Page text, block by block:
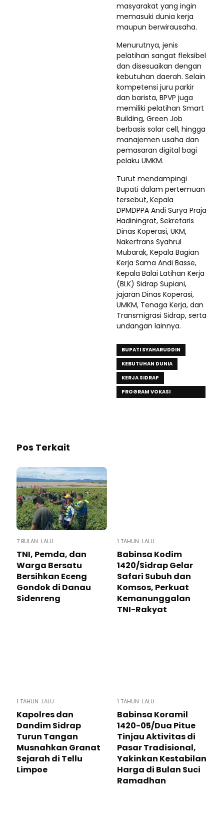
masyarakat yang ingin
memasuki dunia kerja
maupun berwirausaha.
Menurutnya, jenis
pelatihan sangat fleksibel
dan disesuaikan dengan
kebutuhan daerah. Selain
kompetensi juru parkir
dan barista, BPVP juga
memiliki pelatihan Smart
Building, Green Job
berbasis solar cell, hingga
manajemen usaha dan
pemasaran digital bagi
pelaku UMKM.
Turut mendampingi
Bupati dalam pertemuan
tersebut, Kepala
DPMDPPA Andi Surya Praja
Hadiningrat, Sekretaris
Dinas Koperasi, UKM,
Nakertrans Syahrul
Mubarak, Kepala Bagian
Kerja Sama Andi Basse,
Kepala Balai Latihan Kerja
(BLK) Sidrap Supiani,
jajaran Dinas Koperasi,
UMKM, Tenaga Kerja, dan
Transmigrasi Sidrap, serta
undangan lainnya.
BUPATI SYAHARUDDIN
KEBUTUHAN DUNIA
KERJA SIDRAP
PROGRAM VOKASI
Pos Terkait
7 BULAN LALU
TNI, Pemda, dan
Warga Bersatu
Bersihkan Eceng
Gondok di Danau
Sidenreng
1 TAHUN LALU
Babinsa Kodim
1420/Sidrap Gelar
Safari Subuh dan
Komsos, Perkuat
Kemanunggalan
TNI-Rakyat
1 TAHUN LALU
Kapolres dan
Dandim Sidrap
Turun Tangan
Musnahkan Granat
Sejarah di Tellu
Limpoe
1 TAHUN LALU
Babinsa Koramil
1420-05/Dua Pitue
Tinjau Aktivitas di
Pasar Tradisional,
Yakinkan Kestabilan
Harga di Bulan Suci
Ramadhan